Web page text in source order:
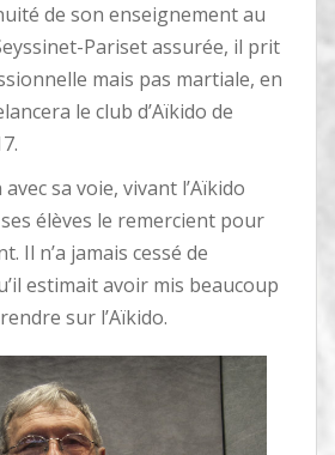
de son enseignement au
Pariset assurée, il prit
mais pas martiale, en
le club d’Aïkido de
sa voie, vivant l’Aïkido
élèves le remercient pour
Il n’a jamais cessé de
estimait avoir mis beaucoup
sur l’Aïkido.